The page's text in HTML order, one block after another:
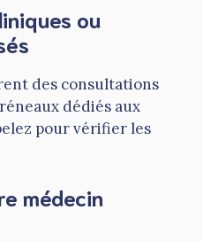
ou
des consultations
dédiés aux
pour vérifier les
médecin